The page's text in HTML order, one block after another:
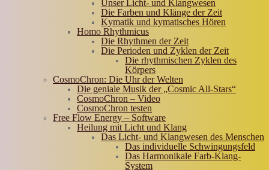
Unser Licht- und Klangwesen
Die Farben und Klänge der Zeit
Kymatik und kymatisches Hören
Homo Rhythmicus
Die Rhythmen der Zeit
Die Perioden und Zyklen der Zeit
Die rhythmischen Zyklen des
Körpers
CosmoChron: Die Uhr der Welten
Die geniale Musik der „Cosmic All-Stars“
CosmoChron – Video
CosmoChron testen
Free Flow Energy – Software
Heilung mit Licht und Klang
Das Licht- und Klangwesen des Menschen
Das individuelle Schwingungsfeld
Das Harmonikale Farb-Klang-
System